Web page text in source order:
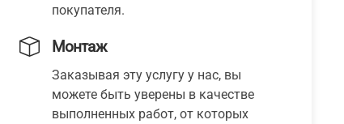
покупателя.
Монтаж
Заказывая эту услугу у нас, вы
можете быть уверены в качестве
выполненных работ, от которых